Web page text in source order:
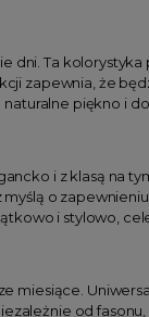
dni. Ta
zapewnia, że
piękno i
i z klasą na
o
i stylowo,
miesiące.
od